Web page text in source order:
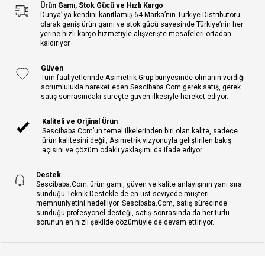
Ürün Gamı, Stok Gücü ve Hızlı Kargo
Dünya’ ya kendini kanıtlamış 64 Marka’nın Türkiye Distribütörü
olarak geniş ürün gamı ve stok gücü sayesinde Türkiye’nin her
yerine hızlı kargo hizmetiyle alışverişte mesafeleri ortadan
kaldırıyor.
Güven
Tüm faaliyetlerinde Asimetrik Grup bünyesinde olmanın verdiği
sorumlulukla hareket eden Sescibaba.Com gerek satış, gerek
satış sonrasındaki süreçte güven ilkesiyle hareket ediyor.
Kaliteli ve Orijinal Ürün
Sescibaba.Com’un temel ilkelerinden biri olan kalite, sadece
ürün kalitesini değil, Asimetrik vizyonuyla geliştirilen bakış
açısını ve çözüm odaklı yaklaşımı da ifade ediyor.
Destek
Sescibaba.Com; ürün gamı, güven ve kalite anlayışının yanı sıra
sunduğu Teknik Destekle de en üst seviyede müşteri
memnuniyetini hedefliyor. Sescibaba.Com, satış sürecinde
sunduğu profesyonel desteği, satış sonrasında da her türlü
sorunun en hızlı şekilde çözümüyle de devam ettiriyor.